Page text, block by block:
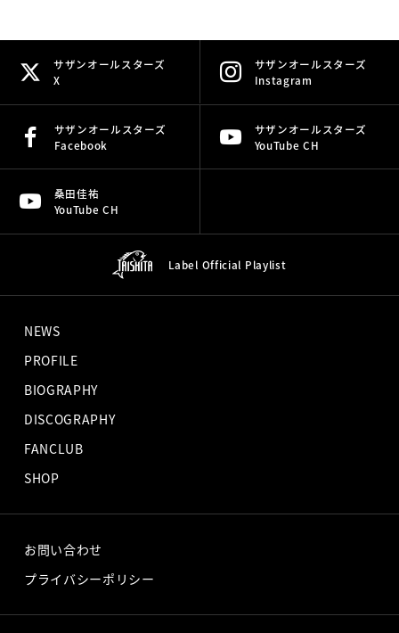
サザンオールスターズ
X
サザンオールスターズ
Instagram
サザンオールスターズ
Facebook
サザンオールスターズ
YouTube CH
桑田佳祐
YouTube CH
Label Official Playlist
NEWS
PROFILE
BIOGRAPHY
DISCOGRAPHY
FANCLUB
SHOP
お問い合わせ
プライバシーポリシー